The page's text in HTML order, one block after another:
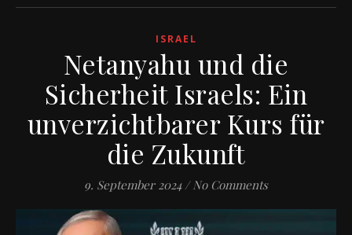
ISRAEL
Netanyahu und die
Sicherheit Israels: Ein
unverzichtbarer Kurs für
die Zukunft
9. September 2024 / No Comments